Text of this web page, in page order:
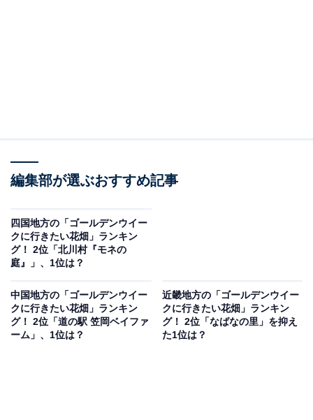
です。
り、家族連れにもぴったりだから」（40代男性／静岡
県）、「以前訪れた際に満足度高かったから」（40代男
性／宮崎県）、「海に囲まれた気持ちの良い海風を感じ
フィラと水族館を楽しみたい」（30代女性／福岡県）な
どのコメントが寄せられました。
編集部が選ぶおすすめ記事
四国地方の「ゴールデンウイー
クに行きたい花畑」ランキン
グ！ 2位「北川村『モネの
庭』」、1位は？
中国地方の「ゴールデンウイー
クに行きたい花畑」ランキン
グ！ 2位「道の駅 笠岡ベイファ
ーム」、1位は？
近畿地方の「ゴールデンウイー
クに行きたい花畑」ランキン
グ！ 2位「なばなの里」を抑え
た1位は？